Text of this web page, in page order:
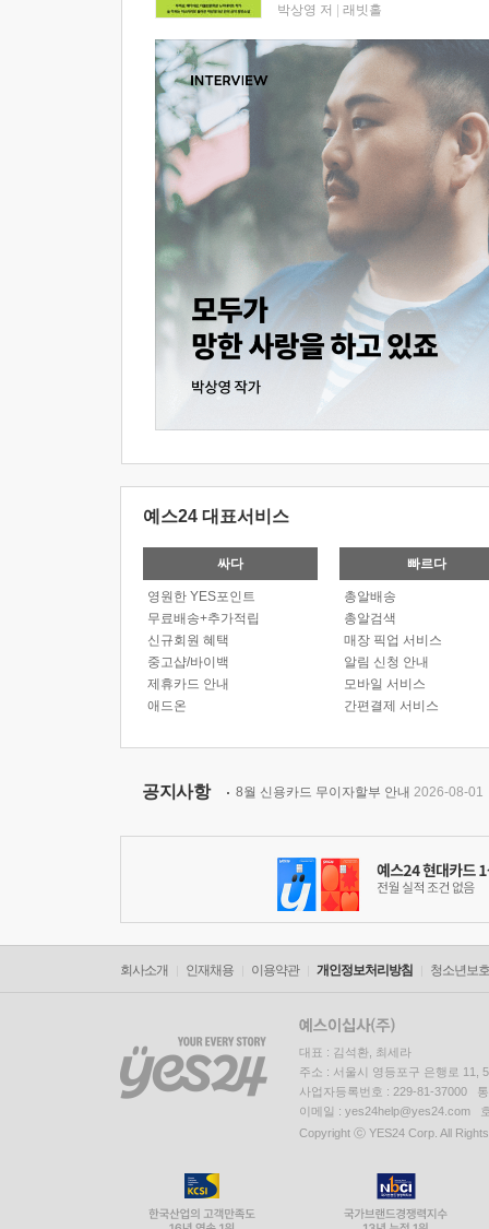
박상영 저 래빗홀
예스24 대표서비스
싸다
영원한 YES포인트
무료배송+추가적립
신규회원 혜택
중고샵/바이백
제휴카드 안내
애드온
빠르다
총알배송
총알검색
매장 픽업 서비스
알림 신청 안내
모바일 서비스
간편결제 서비스
공지사항 8월 신용카드 무이자할부 안내 2026-08-01
회사소개 인재채용 이용약관 개인정보처리방침 청소년보
대표 : 김석환, 최세라
주소 : 서울시 영등포구 은행로 11,
사업자등록번호 : 229-81-37000
이메일 : yes24help@yes24.com
Copyright ⓒ YES24 Corp. All